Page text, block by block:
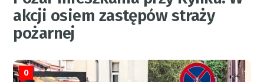
akcji osiem zastępów straży
pożarnej
0